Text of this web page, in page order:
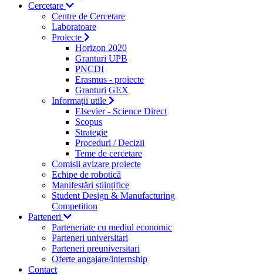
Cercetare
Centre de Cercetare
Laboratoare
Proiecte
Horizon 2020
Granturi UPB
PNCDI
Erasmus - proiecte
Granturi GEX
Informații utile
Elsevier - Science Direct
Scopus
Strategie
Proceduri / Decizii
Teme de cercetare
Comisii avizare proiecte
Echipe de robotică
Manifestări științifice
Student Design & Manufacturing
Competition
Parteneri
Parteneriate cu mediul economic
Parteneri universitari
Parteneri preuniversitari
Oferte angajare/internship
Contact